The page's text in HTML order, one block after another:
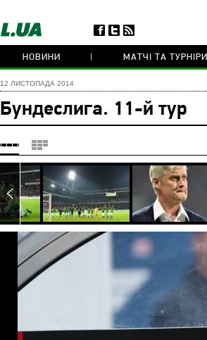
НОВИНИ МАТЧІ ТА ТУРНІРИ
12 ЛИСТОПАДА 2014
Бундеслига. 11-й тур